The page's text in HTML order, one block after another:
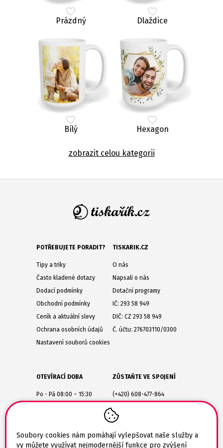
Soubory cookies nám pomáhají vylepšovat naše služby a
vy můžete využívat nejmodernější funkce pro zvýšení
Prázdný Dlaždice
Bílý Hexagon
zobrazit celou kategorii
POTŘEBUJETE PORADIT?
Tipy a triky
Často kladené dotazy
Dodací podmínky
Obchodní podmínky
Ceník a aktuální slevy
Ochrana osobních údajů
Nastavení souborů cookies
TISKARIK.CZ
O nás
Napsali o nás
Dotační programy
IČ: 293 58 949
DIČ: CZ 293 58 949
Č. účtu: 276703110/0300
OTEVÍRACÍ DOBA
Po - Pá 08:00 – 15:30
Jaroměřice nad Rokytnou
675 51
ZŮSTAŇTE VE SPOJENÍ
(+420) 608-477-864